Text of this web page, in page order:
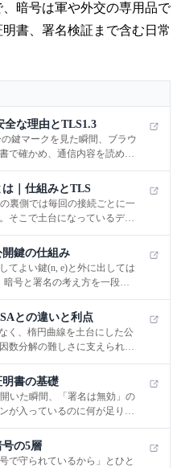
暗号は軍や外交の専用品で
書、署名検証まで含む日常
全な理由とTLS1.3
鍵マークを見た瞬間、ブラウ
で確かめ、通信内容を読めな
密性、改ざんを見抜く完全
TLSでまとめて実現する仕組
｜仕組みとTLS
裏側では毎回の接続ごとに一
そこで土台になっているディ
るための鍵合意プロトコルで
鍵の仕組み
てよい鍵(n, e)と外に出しては
号と署名の考え方を一段進
人に向けて、歴史的位置づけ
つなげます。
との違いと利点
く、楕円曲線を土台にした公
数分解の難しさに支えられる
性の芯に据えます。
書の基礎
いた瞬間、「署名は無効」の
が入っているのに何が足りな
の5層
で守られているから」とひと